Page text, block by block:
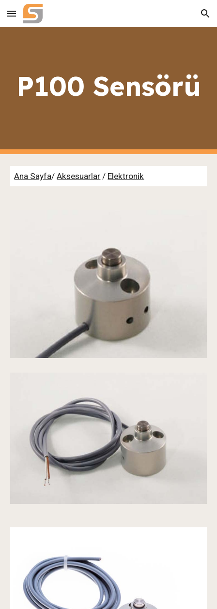
Skip to main content Skip to navigation
P100 Sensörü
Ana Sayfa/Aksesuarlar / Elektronik